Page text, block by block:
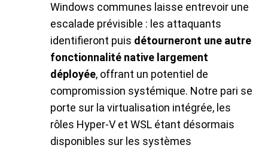
Windows communes laisse entrevoir une
escalade prévisible : les attaquants
identifieront puis détourneront une autre
fonctionnalité native largement
déployée, offrant un potentiel de
compromission systémique. Notre pari se
porte sur la virtualisation intégrée, les
rôles Hyper-V et WSL étant désormais
disponibles sur les systèmes